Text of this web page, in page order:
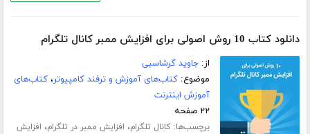
دانلود کتاب 10 روش اصولی برای افزایش ممبر کانال تلگرام‎
از:جاوید گرشاسبی
موضوع:کتاب‌های آموزش و ترفند کامپیوتر،کتاب‌های
آموزش اینترنت
۲۲ صفحه
برچسب‌ها:کانال تلگرام، افزایش ممبر در تلگرام، افزایش